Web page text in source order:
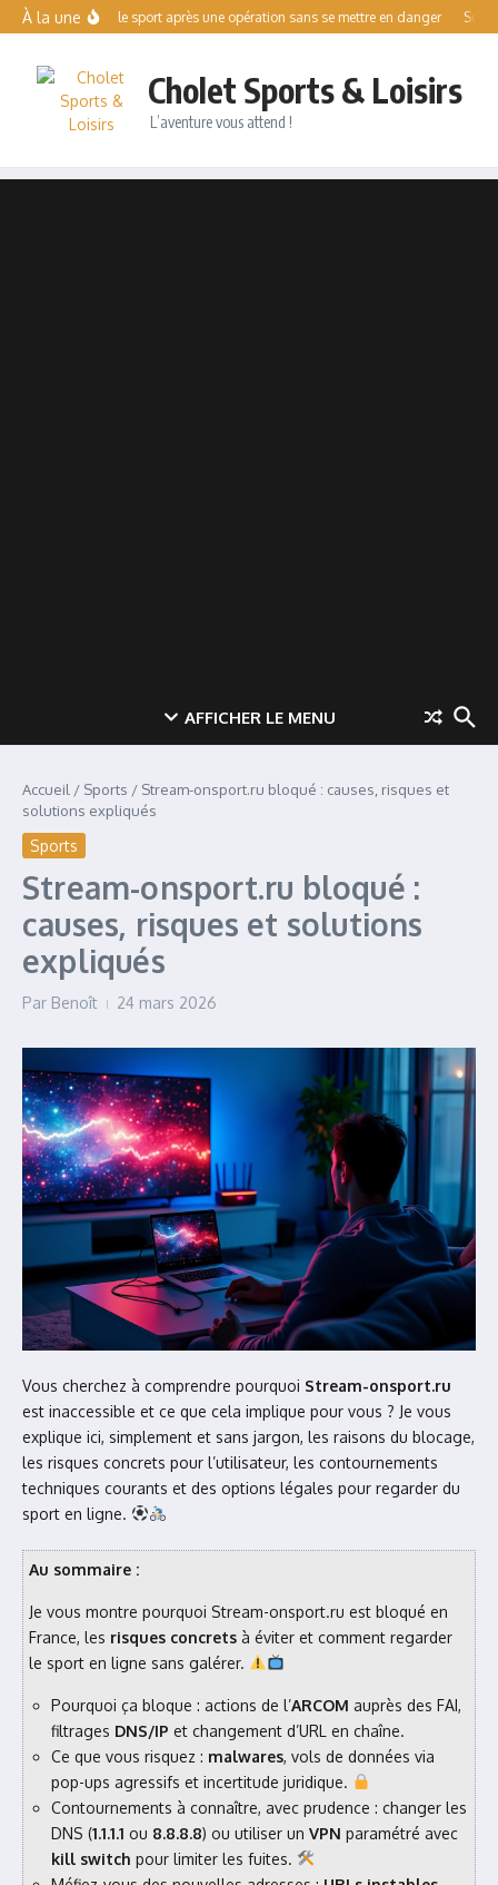
Aller au contenu
À la une
Reprendre le sport après une opération sans se mettre en danger Solo
Cholet Sports & Loisirs
L’aventure vous attend !
AFFICHER LE MENU
Accueil / Sports / Stream-onsport.ru bloqué : causes, risques et
solutions expliqués
Sports
Stream-onsport.ru bloqué :
causes, risques et solutions
expliqués
Par Benoît 24 mars 2026
Vous cherchez à comprendre pourquoi Stream-onsport.ru
est inaccessible et ce que cela implique pour vous ? Je vous
explique ici, simplement et sans jargon, les raisons du blocage,
les risques concrets pour l’utilisateur, les contournements
techniques courants et des options légales pour regarder du
sport en ligne.
Au sommaire :
Je vous montre pourquoi Stream-onsport.ru est bloqué en
France, les risques concrets à éviter et comment regarder
le sport en ligne sans galérer.
Pourquoi ça bloque : actions de l’ARCOM auprès des FAI,
filtrages DNS/IP et changement d’URL en chaîne.
Ce que vous risquez : malwares, vols de données via
pop-ups agressifs et incertitude juridique.
Contournements à connaître, avec prudence : changer les
DNS (1.1.1.1 ou 8.8.8.8) ou utiliser un VPN paramétré avec
kill switch pour limiter les fuites.